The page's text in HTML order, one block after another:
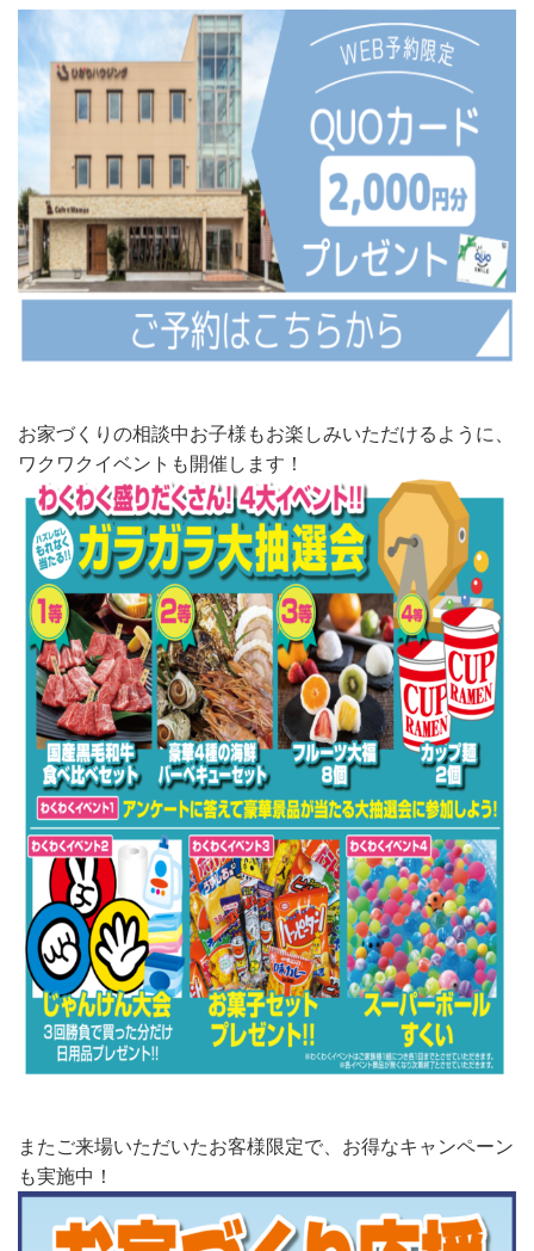
お家づくりの相談中お子様もお楽しみいただけるように、
ワクワクイベントも開催します！
またご来場いただいたお客様限定で、お得なキャンペーン
も実施中！